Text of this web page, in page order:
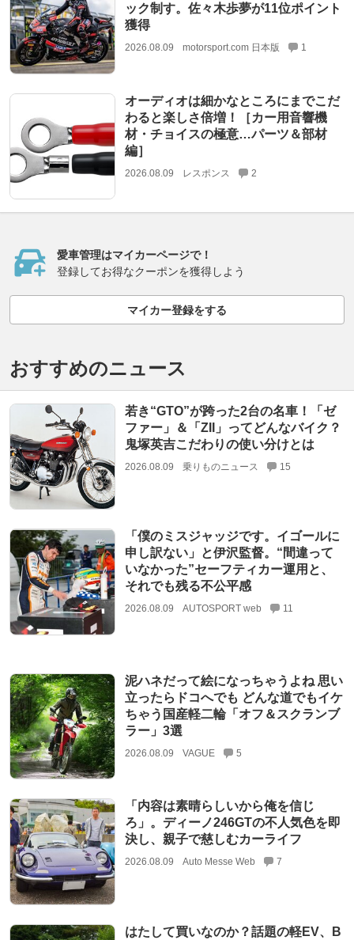
ック制す。佐々木歩夢が11位ポイント
獲得
2026.08.09 motorsport.com 日本版 1
オーディオは細かなところにまでこだ
わると楽しさ倍増！［カー用音響機
材・チョイスの極意…パーツ＆部材
編］
2026.08.09 レスポンス 2
愛車管理はマイカーページで！
登録してお得なクーポンを獲得しよう
マイカー登録をする
おすすめのニュース
若き“GTO”が跨った2台の名車！「ゼ
ファー」＆「ZII」ってどんなバイク？
鬼塚英吉こだわりの使い分けとは
2026.08.09 乗りものニュース 15
「僕のミスジャッジです。イゴールに
申し訳ない」と伊沢監督。“間違って
いなかった”セーフティカー運用と、
それでも残る不公平感
2026.08.09 AUTOSPORT web 11
泥ハネだって絵になっちゃうよね 思い
立ったらドコへでも どんな道でもイケ
ちゃう国産軽二輪「オフ＆スクランブ
ラー」3選
2026.08.09 VAGUE 5
「内容は素晴らしいから俺を信じ
ろ」。ディーノ246GTの不人気色を即
決し、親子で慈しむカーライフ
2026.08.09 Auto Messe Web 7
はたして買いなのか？話題の軽EV、B